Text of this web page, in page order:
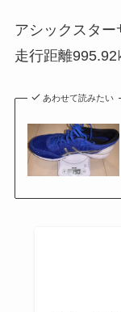
アシックスター
走行距離995.92
あわせて読みたい